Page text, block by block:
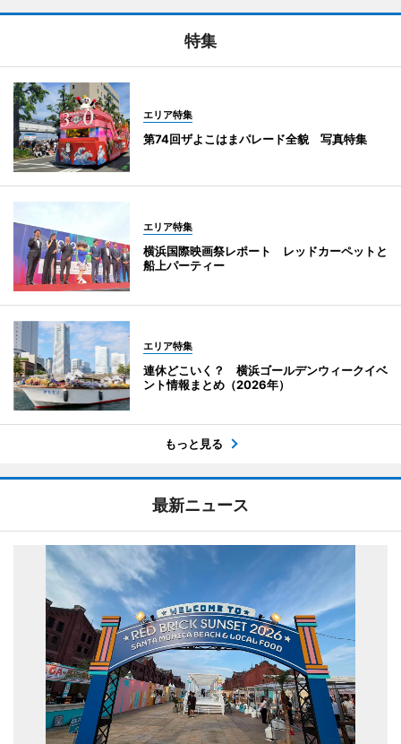
特集
エリア特集
第74回ザよこはまパレード全貌 写真特集
エリア特集
横浜国際映画祭レポート レッドカーペットと
船上パーティー
エリア特集
連休どこいく？ 横浜ゴールデンウィークイベ
ント情報まとめ（2026年）
もっと見る
最新ニュース